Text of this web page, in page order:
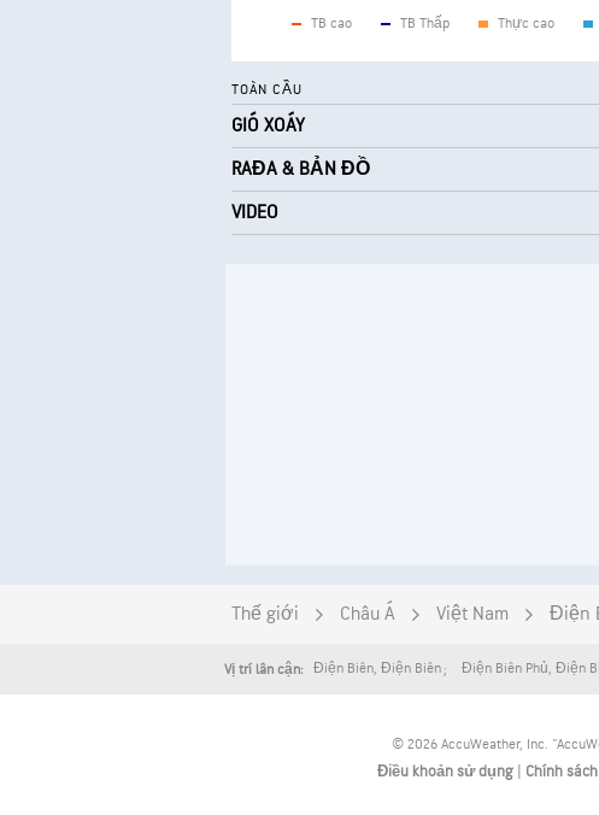
TB cao TB Thấp Thực cao
TOÀN CẦU
GIÓ XOÁY
RAĐA & BẢN ĐỒ
VIDEO
Thế giới Châu Á Việt Nam Điện
Vị trí lân cận: Điện Biên, Điện Biên Điện Biên Phủ, Điện
© 2026 AccuWeather, Inc.
Điều khoản sử dụng Chính